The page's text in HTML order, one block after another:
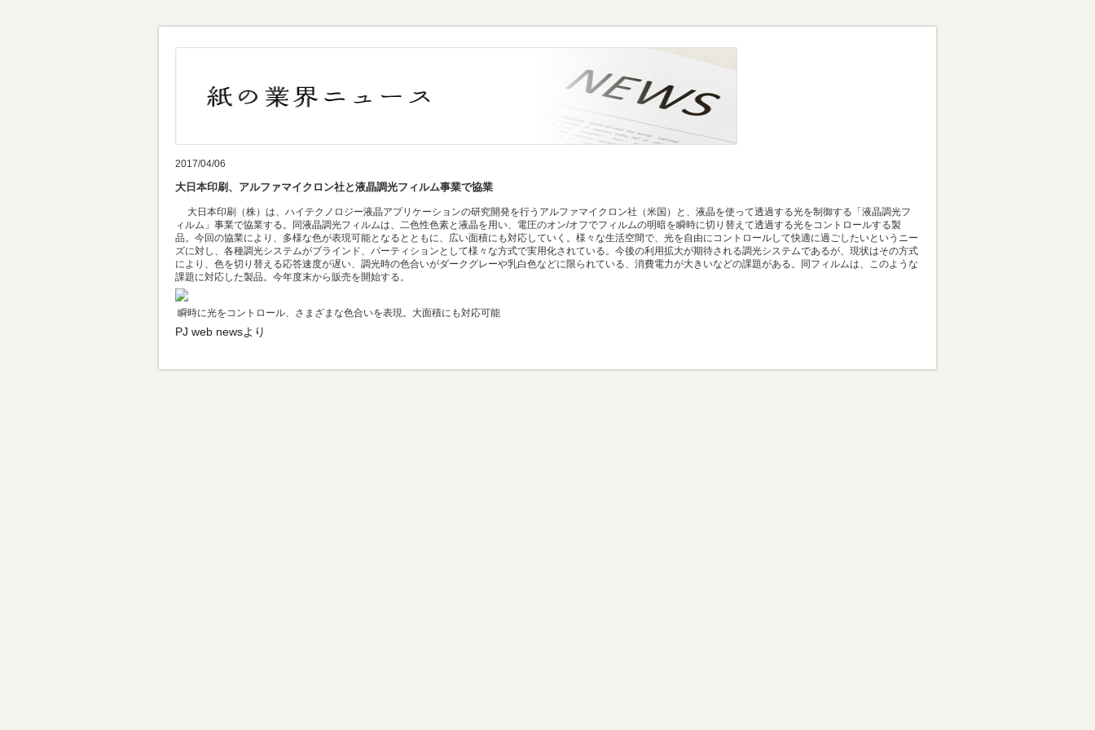
2017/04/06
大日本印刷、アルファマイクロン社と液晶調光フィルム事業で協業
大日本印刷（株）は、ハイテクノロジー液晶アプリケーションの研究開発を行うアルファマイクロン社（米国）と、液晶を使って透過する光を制御する「液晶調光フ
ィルム」事業で協業する。同液晶調光フィルムは、二色性色素と液晶を用い、電圧のオン/オフでフィルムの明暗を瞬時に切り替えて透過する光をコントロールする製
品。今回の協業により、多様な色が表現可能となるとともに、広い面積にも対応していく。様々な生活空間で、光を自由にコントロールして快適に過ごしたいというニー
ズに対し、各種調光システムがブラインド、パーティションとして様々な方式で実用化されている。今後の利用拡大が期待される調光システムであるが、現状はその方式
により、色を切り替える応答速度が遅い、調光時の色合いがダークグレーや乳白色などに限られている、消費電力が大きいなどの課題がある。同フィルムは、このような
課題に対応した製品。今年度末から販売を開始する。
瞬時に光をコントロール、さまざまな色合いを表現。大面積にも対応可能
PJ web newsより